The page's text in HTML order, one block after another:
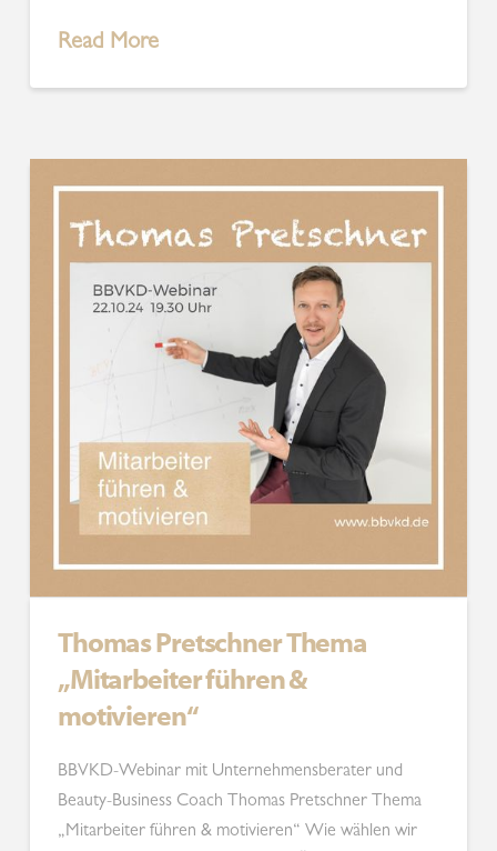
Read More
Thomas Pretschner Thema
„Mitarbeiter führen &
motivieren“
BBVKD-Webinar mit Unternehmensberater und
Beauty-Business Coach Thomas Pretschner Thema
„Mitarbeiter führen & motivieren“ Wie wählen wir